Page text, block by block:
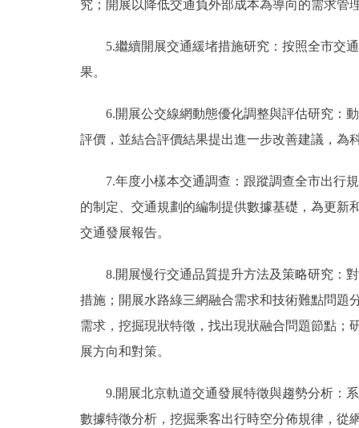
究；開展以降低交通負外部成本為導向的需求管
5.繼續開展交通緩堵措施研究：按照全市交通
果。
6.開展公交線網動態優化調整與評估研究：動
評價，並結合評價結果提出進一步改善建議，為
7.年度小樣本交通調查：跟蹤調查全市出行規
的制定、交通規劃的編制提供數據基礎，為更新
交通發展報告。
8.開展慢行交通品質提升方法及策略研究：對
措施；開展水路綠三網融合需求和技術難點問題
需求，挖掘現狀特徵，找出現狀融合問題節點；
展方向和對策。
9.開展北京軌道交通發展特徵與趨勢分析：系
數據特徵分析，挖掘乘客出行時空分佈規律，從